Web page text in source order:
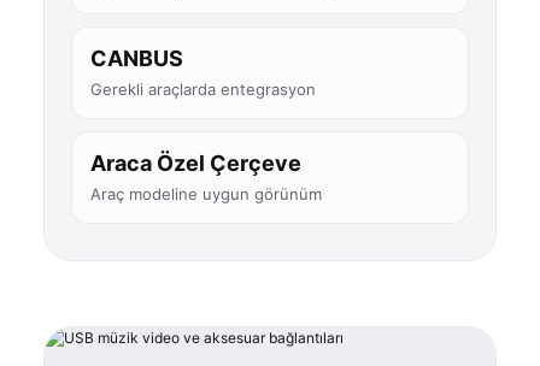
CANBUS
Gerekli araçlarda entegrasyon
Araca Özel Çerçeve
Araç modeline uygun görünüm